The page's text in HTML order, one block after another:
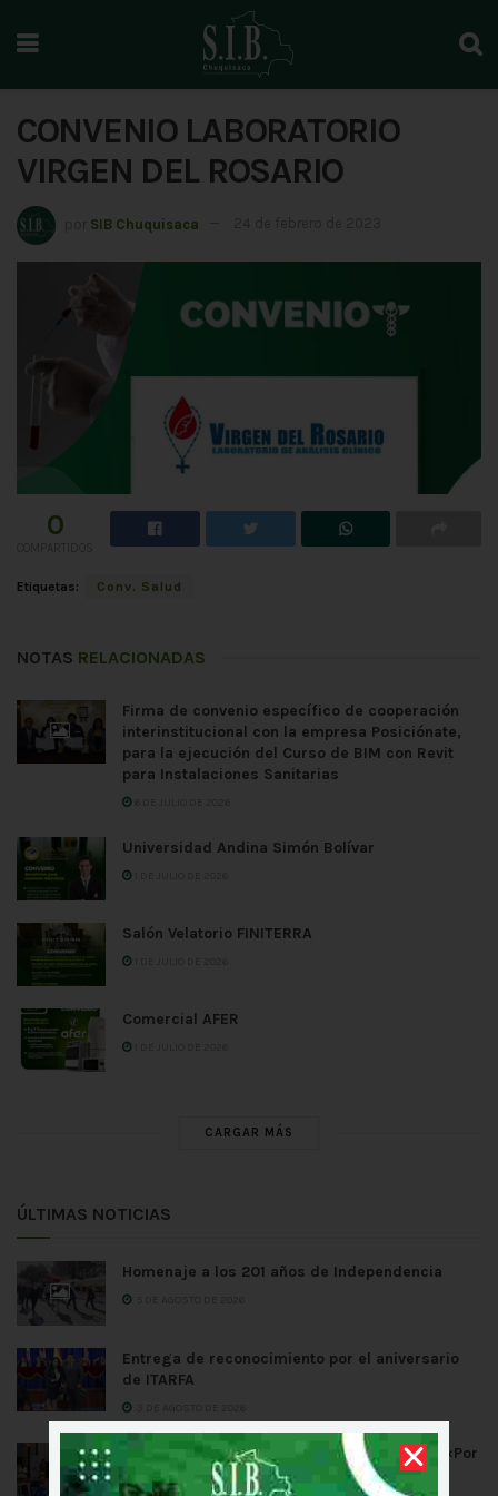
CONVENIO LABORATORIO
VIRGEN DEL ROSARIO
SIB Chuquisaca
0
Etiquetas: Conv. Salud
NOTAS RELACIONADAS
Firma de convenio específico de cooperación
interinstitucional con la empresa Posiciónate,
para la ejecución del Curso de BIM con Revit
para Instalaciones Sanitarias
Universidad Andina Simón Bolívar
Salón Velatorio FINITERRA
Comercial AFER
CARGAR MÁS
ÚLTIMAS NOTICIAS
Homenaje a los 201 años de Independencia
Entrega de reconocimiento por el aniversario
de ITARFA
La SIB Chuquisaca sumó apoyo a la teletón «Por
un Amigo Fiel»